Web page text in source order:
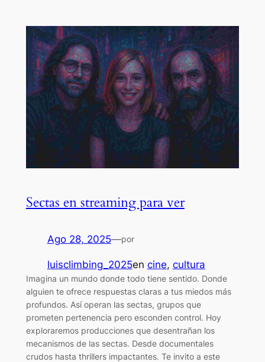
Sectas en streaming para ver
Ago 28, 2025—por
luisclimbing_2025en cine, cultura
Imagina un mundo donde todo tiene sentido. Donde
alguien te ofrece respuestas claras a tus miedos más
profundos. Así operan las sectas, grupos que
prometen pertenencia pero esconden control. Hoy
exploraremos producciones que desentrañan los
mecanismos de las sectas. Desde documentales
crudos hasta thrillers impactantes. Te invito a este